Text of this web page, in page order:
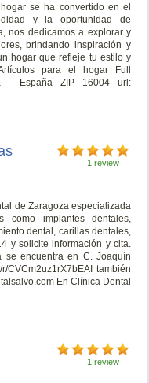
se ha convertido en el
y la oportunidad de
nos dedicamos a explorar y
brindando inspiración y
hogar que refleje tu estilo y
para el hogar Full
- España ZIP 16004 url:
1 review
de Zaragoza especializada
como implantes dentales,
dental, carillas dentales,
y solicite información y cita.
se encuentra en C. Joaquín
CVCm2uz1rX7bEAI también
En Clínica Dental
1 review